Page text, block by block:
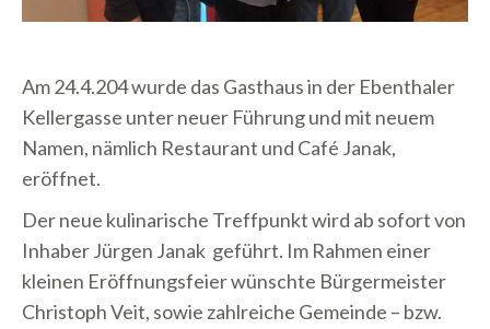
Am 24.4.204 wurde das Gasthaus in der Ebenthaler
Kellergasse unter neuer Führung und mit neuem
Namen, nämlich Restaurant und Café Janak,
eröffnet.
Der neue kulinarische Treffpunkt wird ab sofort von
Inhaber Jürgen Janak geführt. Im Rahmen einer
kleinen Eröffnungsfeier wünschte Bürgermeister
Christoph Veit, sowie zahlreiche Gemeinde – bzw.